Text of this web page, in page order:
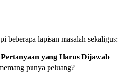
beberapa lapisan masalah sekaligus:
Pertanyaan yang Harus Dijawab
punya peluang?